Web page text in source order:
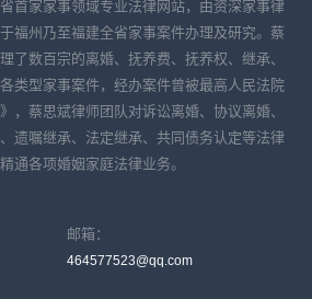
首家家事领域专业法律网站，由资深家事律
福州乃至福建全省家事案件办理及研究。蔡
了数百宗的离婚、抚养费、抚养权、继承、
类型家事案件，经办案件曾被最高人民法院
，蔡思斌律师团队对诉讼离婚、协议离婚、
遗嘱继承、法定继承、共同债务认定等法律
通各项婚姻家庭法律业务。
邮箱：
464577523@qq.com